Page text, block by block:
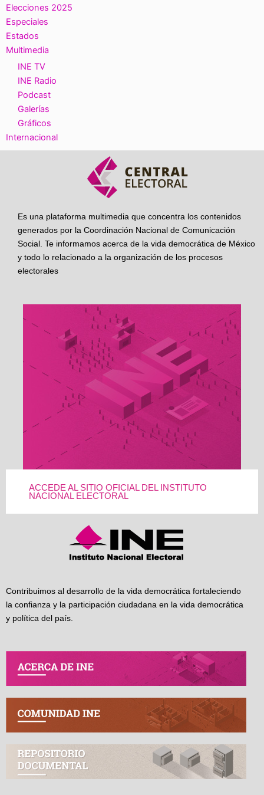
Elecciones 2025
Especiales
Estados
Multimedia
INE TV
INE Radio
Podcast
Galerías
Gráficos
Internacional
Es una plataforma multimedia que concentra los contenidos
generados por la Coordinación Nacional de Comunicación
Social. Te informamos acerca de la vida democrática de México
y todo lo relacionado a la organización de los procesos
electorales
ACCEDE AL SITIO OFICIAL DEL INSTITUTO
NACIONAL ELECTORAL
Contribuimos al desarrollo de la vida democrática fortaleciendo
la confianza y la participación ciudadana en la vida democrática
y política del país.